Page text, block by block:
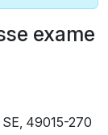
exame
49015-270